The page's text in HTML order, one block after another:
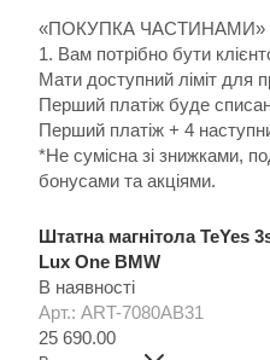
«ПОКУПКА ЧАСТИНАМИ»
1. Вам потрібно бути
Мати доступний ліміт для
Перший платіж буде
Перший платіж + 4
*Не сумісна зі знижками,
бонусами та акціями.
Штатна магнітола TeYes
Lux One BMW
В наявності
Арт.: ART-7080AB31
25 690.00